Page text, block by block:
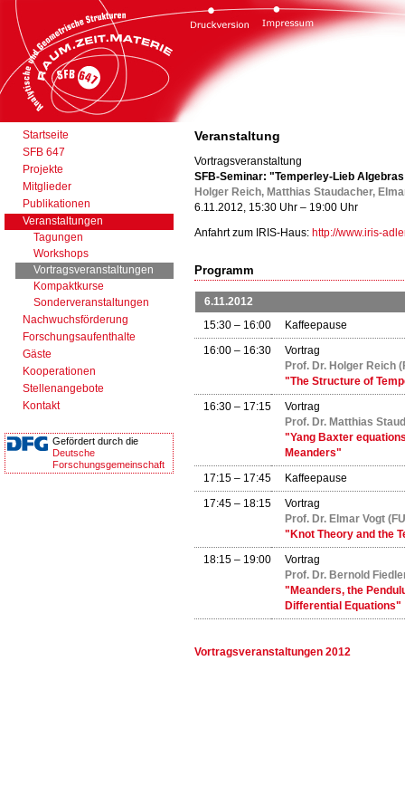
Startseite
SFB 647
Projekte
Mitglieder
Publikationen
Veranstaltungen
Tagungen
Workshops
Vortragsveranstaltungen
Kompaktkurse
Sonderveranstaltungen
Nachwuchsförderung
Forschungsaufenthalte
Gäste
Kooperationen
Stellenangebote
Kontakt
Gefördert durch die
Deutsche
Forschungsgemeinschaft
Veranstaltung
Vortragsveranstaltung
SFB-Seminar: "Temperley-Lieb
Holger Reich, Matthias Staudacher,
6.11.2012, 15:30 Uhr – 19:00 Uhr
Anfahrt zum IRIS-Haus: http://www.iris-
Programm
6.11.2012
15:30 – 16:00
Kaffeepause
16:00 – 16:30
Vortrag
Prof. Dr. Holger Reich
"The Structure of
16:30 – 17:15
Vortrag
Prof. Dr. Matthias
"Yang Baxter
Meanders"
17:15 – 17:45
Kaffeepause
17:45 – 18:15
Vortrag
Prof. Dr. Elmar Vogt
"Knot Theory and the
18:15 – 19:00
Vortrag
Prof. Dr. Bernold
"Meanders, the
Differential Equations"
Vortragsveranstaltungen 2012